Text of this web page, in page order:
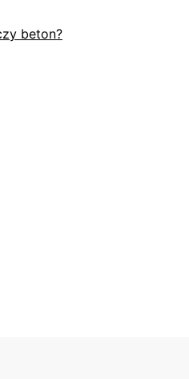
beton?